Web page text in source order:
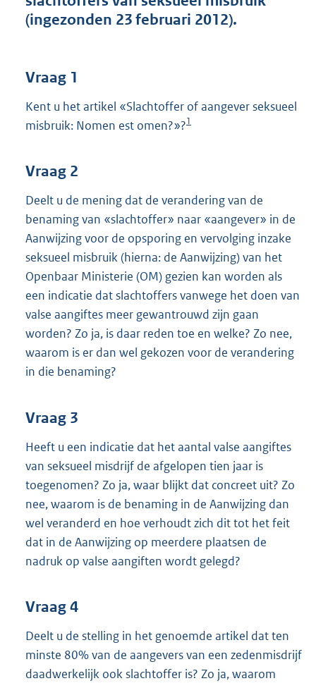
r
:
4
(ingezonden 23 februari 2012).
Vraag 1
Kent u het artikel «Slachtoffer of aangever seksueel
misbruik: Nomen est omen?»?1
Vraag 2
Deelt u de mening dat de verandering van de
benaming van «slachtoffer» naar «aangever» in de
Aanwijzing voor de opsporing en vervolging inzake
seksueel misbruik (hierna: de Aanwijzing) van het
Openbaar Ministerie (OM) gezien kan worden als
een indicatie dat slachtoffers vanwege het doen van
valse aangiftes meer gewantrouwd zijn gaan
worden? Zo ja, is daar reden toe en welke? Zo nee,
waarom is er dan wel gekozen voor de verandering
in die benaming?
Vraag 3
Heeft u een indicatie dat het aantal valse aangiftes
van seksueel misdrijf de afgelopen tien jaar is
toegenomen? Zo ja, waar blijkt dat concreet uit? Zo
nee, waarom is de benaming in de Aanwijzing dan
wel veranderd en hoe verhoudt zich dit tot het feit
dat in de Aanwijzing op meerdere plaatsen de
nadruk op valse aangiften wordt gelegd?
Vraag 4
Deelt u de stelling in het genoemde artikel dat ten
minste 80% van de aangevers van een zedenmisdrijf
daadwerkelijk ook slachtoffer is? Zo ja, waarom